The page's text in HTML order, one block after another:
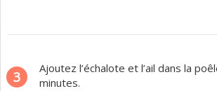
3
Ajoutez l’échalote et l’ail dans la
minutes.